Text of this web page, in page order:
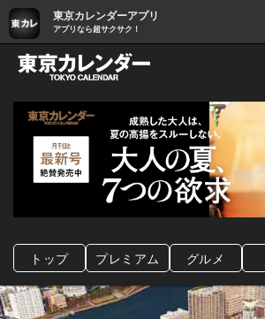
東京カレンダーアプリ
アプリなら超サクサク！
グルメ情報・プレ
トップ プレミアム グルメ